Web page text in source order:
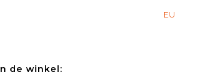
EU
de winkel: